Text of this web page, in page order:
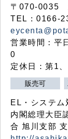
〒070-0035
TEL：0166-
営業時間：
0
定休日：第1
販売可
EL・システム
内閣総理大臣
合 旭川支部